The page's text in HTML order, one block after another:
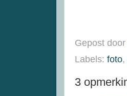
Gepost door
Labels: foto,
3